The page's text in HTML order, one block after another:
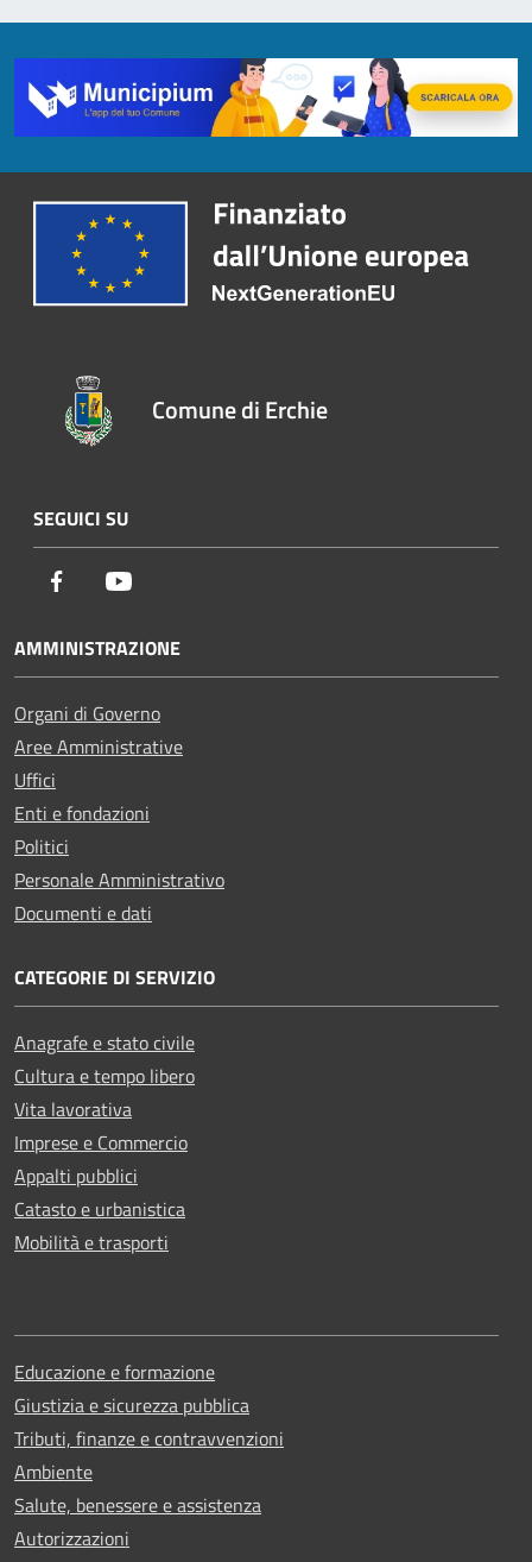
Comune di Erchie
SEGUICI SU
Facebook
AMMINISTRAZIONE
Organi di Governo
Aree Amministrative
Uffici
Enti e fondazioni
Politici
Personale Amministrativo
Documenti e dati
CATEGORIE DI SERVIZIO
Anagrafe e stato civile
Cultura e tempo libero
Vita lavorativa
Imprese e Commercio
Appalti pubblici
Catasto e urbanistica
Mobilità e trasporti
Educazione e formazione
Giustizia e sicurezza pubblica
Tributi, finanze e contravvenzioni
Ambiente
Salute, benessere e assistenza
Autorizzazioni